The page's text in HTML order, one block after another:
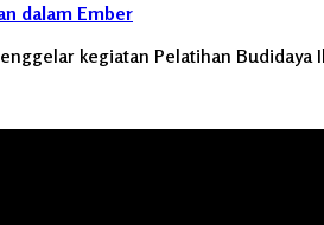
dalam Ember
kegiatan Pelatihan Budidaya